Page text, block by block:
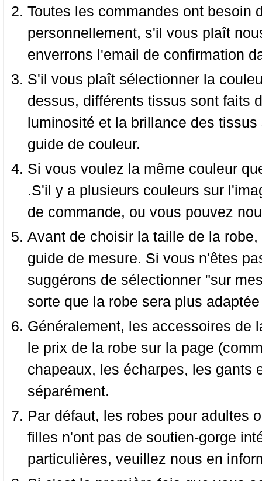
Toutes les commandes ont besoin
personnellement, s'il vous plaît
enverrons l'email de confirmation
S'il vous plaît sélectionner la
dessus, différents tissus sont faits
luminosité et la brillance des
guide de couleur.
Si vous voulez la même couleur
.S'il y a plusieurs couleurs sur
de commande, ou vous pouvez
Avant de choisir la taille de la
guide de mesure. Si vous n'êtes
suggérons de sélectionner "sur
sorte que la robe sera plus
Généralement, les accessoires de
le prix de la robe sur la page
chapeaux, les écharpes, les gants
séparément.
Par défaut, les robes pour adultes
filles n'ont pas de soutien-gorge
particulières, veuillez nous en